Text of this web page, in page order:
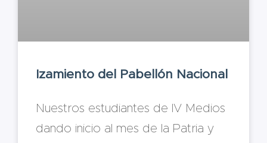
Izamiento del Pabellón Nacional
Nuestros estudiantes de IV Medios
dando inicio al mes de la Patria y